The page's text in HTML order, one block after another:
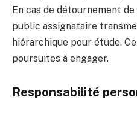
En cas de détournement
public assignataire
hiérarchique pour étude.
poursuites à engager.
Responsabilité